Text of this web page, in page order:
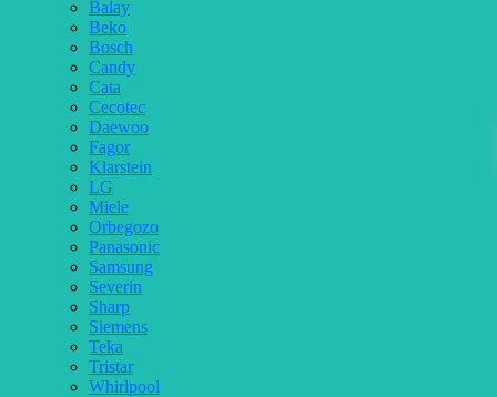
Balay
Beko
Bosch
Candy
Cata
Cecotec
Daewoo
Fagor
Klarstein
LG
Miele
Orbegozo
Panasonic
Samsung
Severin
Sharp
Siemens
Teka
Tristar
Whirlpool